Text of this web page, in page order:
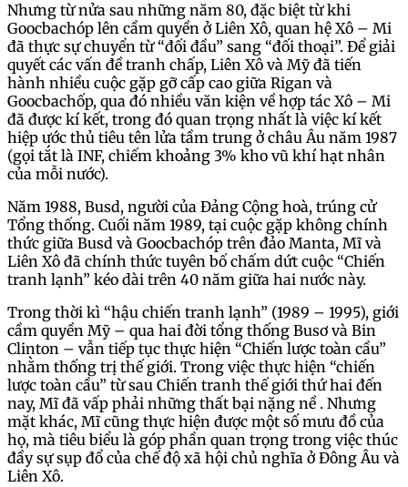
Nhưng từ nửa sau những năm 80, đặc biệt từ khi
Goocbachóp lên cầm quyền ở Liên Xô, quan hệ Xô – Mi
đã thực sự chuyển từ “đối đầu” sang “đối thoại”. Để giải
quyết các vấn đề tranh chấp, Liên Xô và Mỹ đã tiến
hành nhiều cuộc gặp gỡ cấp cao giữa Rigan và
Goocbachốp, qua đó nhiều văn kiện về hợp tác Xô – Mi
đã được kí kết, trong đó quan trọng nhất là việc kí kết
hiệp ước thủ tiêu tên lửa tầm trung ở châu Âu năm 1987
(gọi tắt là INF, chiếm khoảng 3% kho vũ khí hạt nhân
của mỗi nước).
Năm 1988, Busd, người của Đảng Cộng hoà, trúng cử
Tổng thống. Cuối năm 1989, tại cuộc gặp không chính
thức giữa Busd và Goocbachóp trên đảo Manta, Mĩ và
Liên Xô đã chính thức tuyên bố chấm dứt cuộc “Chiến
tranh lạnh” kéo dài trên 40 năm giữa hai nước này.
Trong thời kì “hậu chiến tranh lạnh” (1989 – 1995), giới
cầm quyền Mỹ – qua hai đời tổng thống Busơ và Bin
Clinton – vẫn tiếp tục thực hiện “Chiến lược toàn cầu”
nhằm thống trị thế giới. Trong việc thực hiện “chiến
lược toàn cầu” từ sau Chiến tranh thế giới thứ hai đến
nay, Mĩ đã vấp phải những thất bại nặng nề . Nhưng
mặt khác, Mĩ cũng thực hiện được một số mưu đồ của
họ, mà tiêu biểu là góp phần quan trọng trong việc thúc
đầy sự sụp đổ của chế độ xã hội chủ nghĩa ở Đông Âu và
Liên Xô.